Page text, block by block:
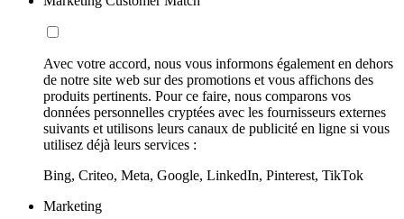
Avec votre accord, nous vous informons également en dehors
de notre site web sur des promotions et vous affichons des
produits pertinents. Pour ce faire, nous comparons vos
données personnelles cryptées avec les fournisseurs externes
suivants et utilisons leurs canaux de publicité en ligne si vous
utilisez déjà leurs services :
Bing, Criteo, Meta, Google, LinkedIn, Pinterest, TikTok
Marketing